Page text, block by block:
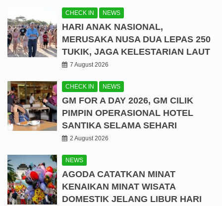
CHECK IN NEWS
HARI ANAK NASIONAL,
MERUSAKA NUSA DUA LEPAS 250
TUKIK, JAGA KELESTARIAN LAUT
7 August 2026
CHECK IN NEWS
GM FOR A DAY 2026, GM CILIK
PIMPIN OPERASIONAL HOTEL
SANTIKA SELAMA SEHARI
2 August 2026
NEWS
AGODA CATATKAN MINAT
KENAIKAN MINAT WISATA
DOMESTIK JELANG LIBUR HARI